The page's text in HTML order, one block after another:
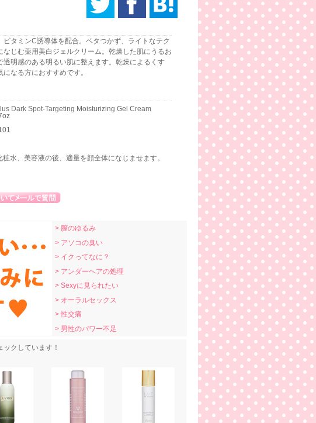
ビタミンC誘導体を配合。ベタつかず、ライトなテク
なじむ薬用美白ジェルクリーム。乾燥した肌にうるお
透明感のある明るい肌に整えます。乾燥によるくす
なる方におすすめです。
Dark Spot-Targeting Moisturizing Gel Cream
粧水、美容液の後、適量を顔全体になじませます。
> 膣のゆるみ
> アソコの臭い
> イクってなに？
> アンダーヘアの処理
> Sexyに見られたい
> オーラルセックス
> 性交痛
> 男性のパワー不足
クしています！